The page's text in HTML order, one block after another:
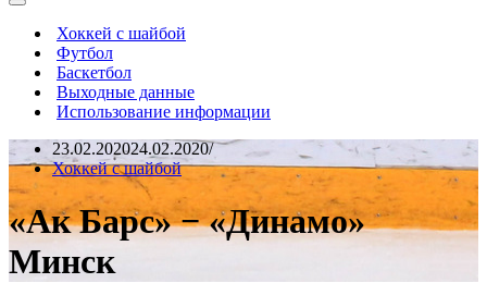
Меню
навигацииХоккей с шайбой
Футбол
Баскетбол
Выходные данные
Использование информации
23.02.202024.02.2020
Хоккей с шайбой
«Ак Барс» − «Динамо»
Минск